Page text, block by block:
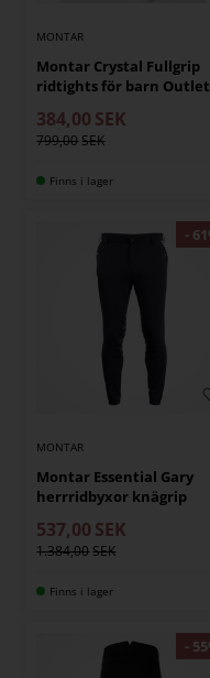
MONTAR
Montar Crystal Fullgrip
ridtights för barn Outlet
384,00 SEK
799,00
Finns i lager
MONTAR
Montar Essential Gary
herrridbyxor knägrip
537,00 SEK
1.384,00
Finns i lager